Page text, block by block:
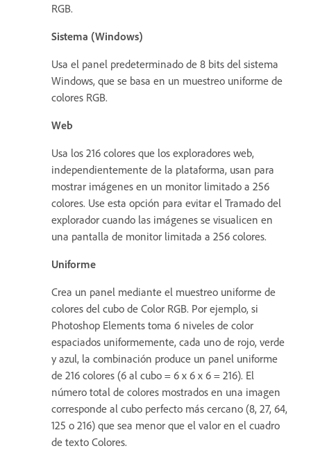
RGB.
Sistema (Windows)
Usa el panel predeterminado de 8 bits del sistema
Windows, que se basa en un muestreo uniforme de
colores RGB.
Web
Usa los 216 colores que los exploradores web,
independientemente de la plataforma, usan para
mostrar imágenes en un monitor limitado a 256
colores. Use esta opción para evitar el Tramado del
explorador cuando las imágenes se visualicen en
una pantalla de monitor limitada a 256 colores.
Uniforme
Crea un panel mediante el muestreo uniforme de
colores del cubo de Color RGB. Por ejemplo, si
Photoshop Elements toma 6 niveles de color
espaciados uniformemente, cada uno de rojo, verde
y azul, la combinación produce un panel uniforme
de 216 colores (6 al cubo = 6 x 6 x 6 = 216). El
número total de colores mostrados en una imagen
corresponde al cubo perfecto más cercano (8, 27, 64,
125 o 216) que sea menor que el valor en el cuadro
de texto Colores.